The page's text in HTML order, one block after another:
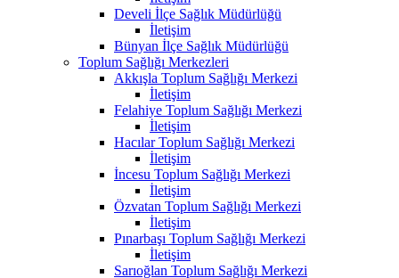
Develi İlçe Sağlık Müdürlüğü
İletişim
Bünyan İlçe Sağlık Müdürlüğü
Toplum Sağlığı Merkezleri
Akkışla Toplum Sağlığı Merkezi
İletişim
Felahiye Toplum Sağlığı Merkezi
İletişim
Hacılar Toplum Sağlığı Merkezi
İletişim
İncesu Toplum Sağlığı Merkezi
İletişim
Özvatan Toplum Sağlığı Merkezi
İletişim
Pınarbaşı Toplum Sağlığı Merkezi
İletişim
Sarıoğlan Toplum Sağlığı Merkezi